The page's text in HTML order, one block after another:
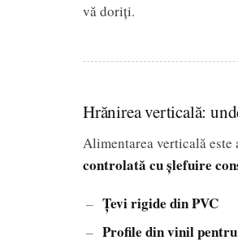
vă doriți.
Hrănirea verticală:
Alimentarea verticală este
controlată cu șlefuire
Țevi rigide din PVC
Profile din vinil